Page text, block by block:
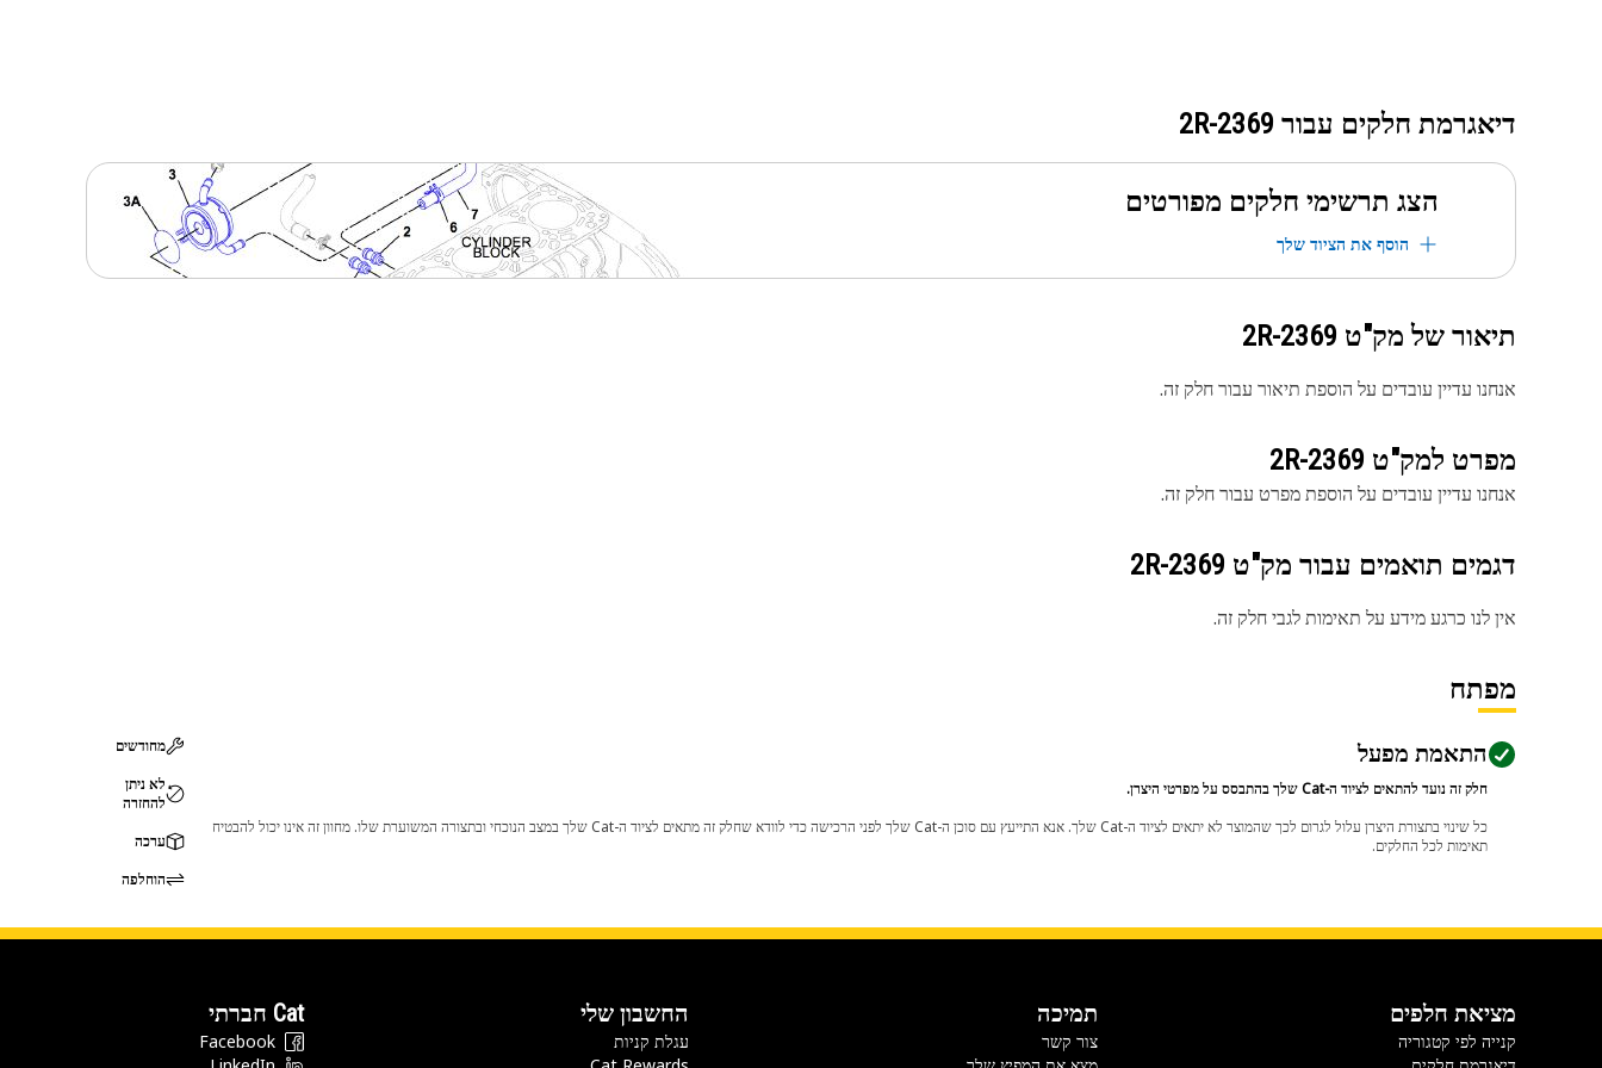
דיאגרמת חלקים עבור 2R-2369
הצג תרשימי חלקים מפורטים
הוסף את הציוד שלך
תיאור של מק"ט 2R-2369
אנחנו עדיין עובדים על הוספת תיאור עבור חלק זה.
מפרט למק"ט 2R-2369
אנחנו עדיין עובדים על הוספת מפרט עבור חלק זה.
דגמים תואמים עבור מק"ט 2R-2369
אין לנו כרגע מידע על תאימות לגבי חלק זה.
מפתח
התאמת מפעל
חלק זה נועד להתאים לציוד ה-Cat שלך בהתבסס על מפרטי היצרן.
כל שינוי בתצורת היצרן עלול לגרום לכך שהמוצר לא יתאים לציוד ה-Cat שלך. אנא התייעץ עם סוכן ה-Cat שלך לפני הרכישה כדי לוודא שחלק זה מתאים לציוד ה-Cat שלך במצב הנוכחי ובתצורה המשוערת שלו. מחוון זה אינו יכול להבטיח
תאימות לכל החלקים.
מחודשים
לא ניתן
להחזרה
ערכה
הוחלפה
מציאת חלפים
קנייה לפי קטגוריה
תמיכה
צור קשר
החשבון שלי
עגלת קניות
Cat חברתי
Facebook